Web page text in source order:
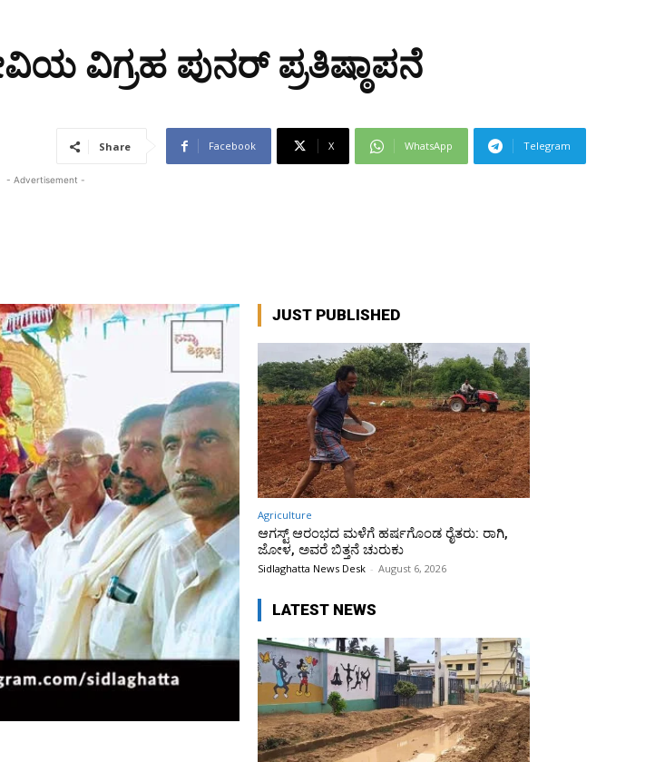
ವಿಗ್ರಹ ಪುನರ್ ಪ್ರತಿಷ್ಠಾಪನೆ
Share Facebook X WhatsApp Telegram
- Advertisement -
JUST PUBLISHED
Agriculture
ಆಗಸ್ಟ್ ಆರಂಭದ ಮಳೆಗೆ ಹರ್ಷಗೊಂಡ ರೈತರು: ರಾಗಿ,
ಜೋಳ, ಅವರೆ ಬಿತ್ತನೆ ಚುರುಕು
Sidlaghatta News Desk - August 6, 2026
LATEST NEWS